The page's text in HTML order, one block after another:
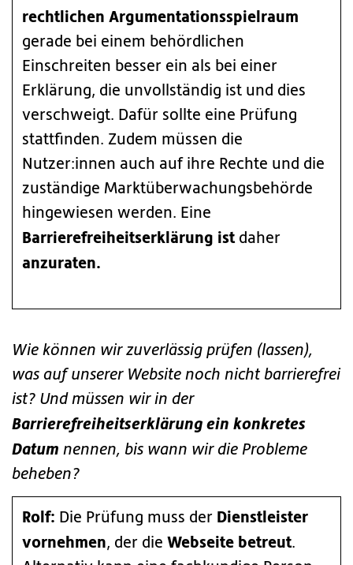
rechtlichen Argumentationsspielraum
gerade bei einem behördlichen
Einschreiten besser ein als bei einer
Erklärung, die unvollständig ist und dies
verschweigt. Dafür sollte eine Prüfung
stattfinden. Zudem müssen die
Nutzer:innen auch auf ihre Rechte und die
zuständige Marktüberwachungsbehörde
hingewiesen werden. Eine
Barrierefreiheitserklärung ist daher
anzuraten.
Wie können wir zuverlässig prüfen (lassen),
was auf unserer Website noch nicht barrierefrei
ist? Und müssen wir in der
Barrierefreiheitserklärung ein konkretes
Datum nennen, bis wann wir die Probleme
beheben?
Rolf: Die Prüfung muss der Dienstleister
vornehmen, der die Webseite betreut.